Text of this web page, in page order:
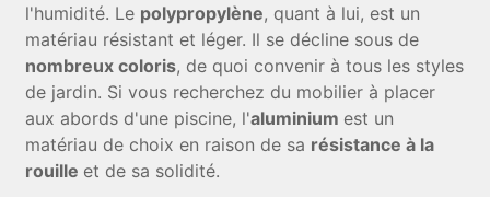
l'humidité. Le polypropylène, quant à lui, est un
matériau résistant et léger. Il se décline sous de
nombreux coloris, de quoi convenir à tous les styles
de jardin. Si vous recherchez du mobilier à placer
aux abords d'une piscine, l'aluminium est un
matériau de choix en raison de sa résistance à la
rouille et de sa solidité.